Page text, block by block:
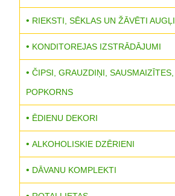
RIEKSTI, SĒKLAS UN ŽĀVĒTI AUGĻI
KONDITOREJAS IZSTRĀDĀJUMI
ČIPSI, GRAUZDIŅI, SAUSMAIZĪTES,
POPKORNS
ĒDIENU DEKORI
ALKOHOLISKIE DZĒRIENI
DĀVANU KOMPLEKTI